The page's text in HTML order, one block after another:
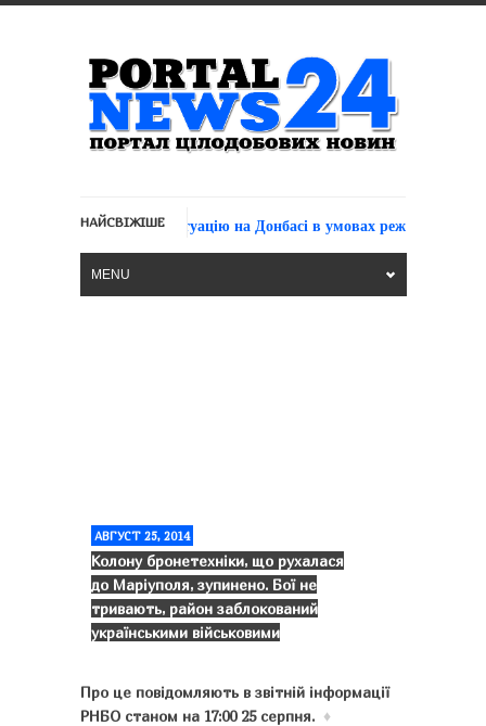
НАЙСВІЖІШЕ
з Меркель ситуацію на Донбасі в умовах режиму
MENU
АВГУСТ 25, 2014
Колону бронетехніки, що рухалася
до Маріуполя, зупинено. Бої не
тривають, район заблокований
українськими військовими
Про це повідомляють в звітній інформації
РНБО станом на 17:00 25 серпня. ♦